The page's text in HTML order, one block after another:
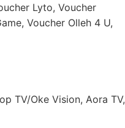
Lyto, Voucher
Voucher Olleh 4 U,
TV/Oke Vision, Aora TV,